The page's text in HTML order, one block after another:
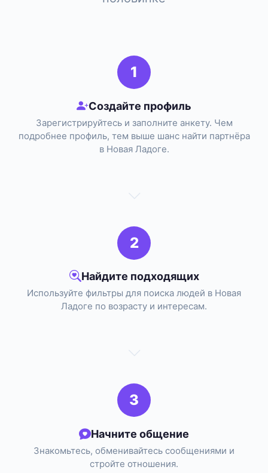
1
Создайте профиль
Зарегистрируйтесь и заполните анкету. Чем
подробнее профиль, тем выше шанс найти партнёра
в Новая Ладоге.
2
Найдите подходящих
Используйте фильтры для поиска людей в Новая
Ладоге по возрасту и интересам.
3
Начните общение
Знакомьтесь, обменивайтесь сообщениями и
стройте отношения.